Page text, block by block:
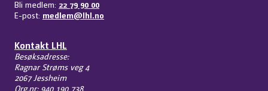
Bli medlem: 22 79 90 00
E-post: medlem@lhl.no
Kontakt LHL
Besøksadresse:
Ragnar Strøms veg 4
2067 Jessheim
Org.nr: 940 190 738